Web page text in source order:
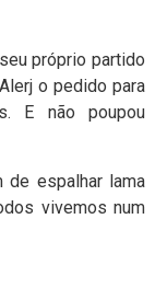
próprio partido
o pedido para
E não poupou
de espalhar lama
vivemos num